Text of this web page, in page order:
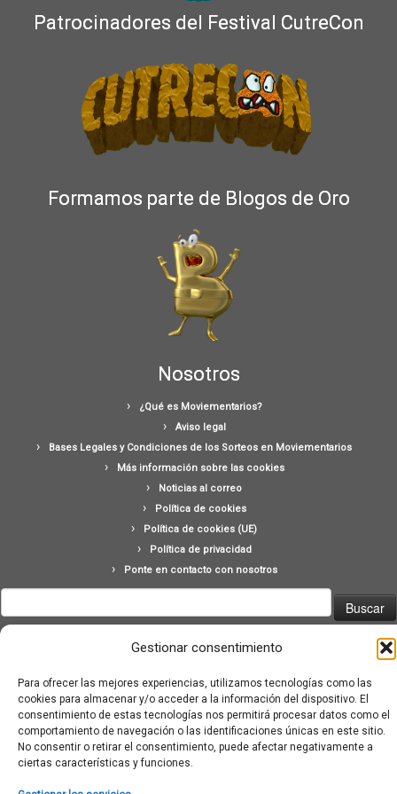
Gestionar consentimiento
Para ofrecer las mejores experiencias, utilizamos tecnologías como las
cookies para almacenar y/o acceder a la información del dispositivo. El
consentimiento de estas tecnologías nos permitirá procesar datos como el
comportamiento de navegación o las identificaciones únicas en este sitio.
No consentir o retirar el consentimiento, puede afectar negativamente a
ciertas características y funciones.
Patrocinadores del Festival CutreCon
Formamos parte de Blogos de Oro
Nosotros
¿Qué es Moviementarios?
Aviso legal
Bases Legales y Condiciones de los Sorteos en Moviementarios
Más información sobre las cookies
Noticias al correo
Política de cookies
Política de cookies (UE)
Política de privacidad
Ponte en contacto con nosotros
· © 2026 Moviementarios·Funciona con
·
Diseñado con el
Tema Customizr ·